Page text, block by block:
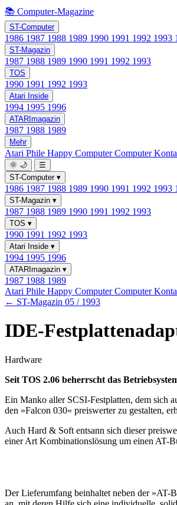
📚 Computer-Magazine
ST-Computer
1986 1987 1988 1989 1990 1991 1992 1993
ST-Magazin
1987 1988 1989 1990 1991 1992 1993
TOS
1990 1991 1992 1993
Atari Inside
1994 1995 1996
ATARImagazin
1987 1988 1989
Mehr
Atari Phile Happy ComputerComputer
🌞 🌙
☰
ST-Computer ▾
1986 1987 1988 1989 1990 1991 1992 1993
ST-Magazin ▾
1987 1988 1989 1990 1991 1992 1993
TOS ▾
1990 1991 1992 1993
Atari Inside ▾
1994 1995 1996
ATARImagazin ▾
1987 1988 1989
Atari Phile Happy ComputerComputer
← ST-Magazin 05 / 1993
IDE-
Hardware
Seit TOS 2.06 beherrscht das
Ein Manko aller SCSI-Festplatten, dem sich
den »Falcon 030« preiswerter zu gestalten,
Auch Hard & Soft entsann sich dieser
einer Art Kombinationslösung um einen AT-
Der Lieferumfang beinhaltet neben der »AT-